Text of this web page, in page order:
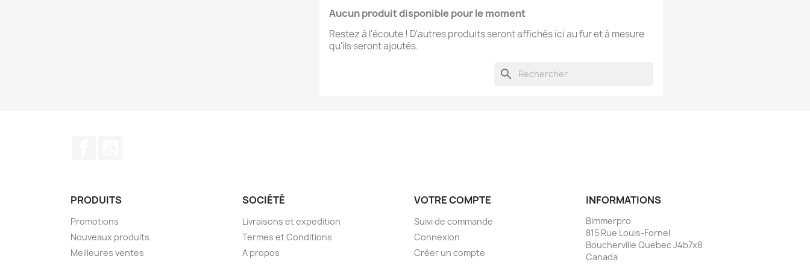
Aucun produit disponible pour le moment
Restez à l'écoute ! D'autres produits seront affichés ici au fur et à mesure
qu'ils seront ajoutés.
search
PRODUITS
Promotions
Nouveaux produits
Meilleures ventes
SOCIÉTÉ
Livraisons et expedition
Termes et Conditions
A propos
VOTRE COMPTE
Suivi de commande
Connexion
Créer un compte
INFORMATIONS
Bimmerpro
815 Rue Louis-Fornel
Boucherville Quebec J4b7x8
Canada